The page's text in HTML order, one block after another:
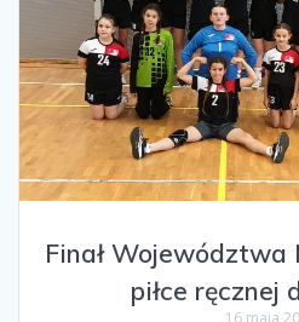
Finał Województwa
piłce ręcznej
16 maja